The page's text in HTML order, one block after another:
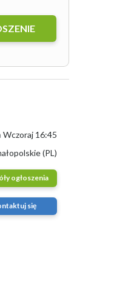
Wczoraj 16:45
(PL)
ogłoszenia
się